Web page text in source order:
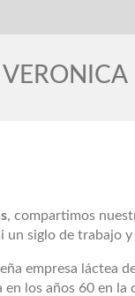
VERONICA
, compartimos
un siglo de trabajo
empresa láctea
los años 60 en